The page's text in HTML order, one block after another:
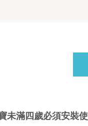
未滿四歲必須安裝使